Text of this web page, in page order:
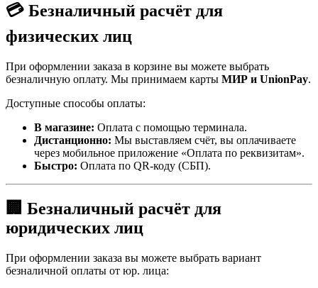
💳 Безналичный расчёт для
физических лиц
При оформлении заказа в корзине вы можете выбрать
безналичную оплату. Мы принимаем карты МИР и UnionPay.
Доступные способы оплаты:
В магазине: Оплата с помощью терминала.
Дистанционно: Мы выставляем счёт, вы оплачиваете
через мобильное приложение «Оплата по реквизитам».
Быстро: Оплата по QR-коду (СБП).
🏢 Безналичный расчёт для
юридических лиц
При оформлении заказа вы можете выбрать вариант
безналичной оплаты от юр. лица: